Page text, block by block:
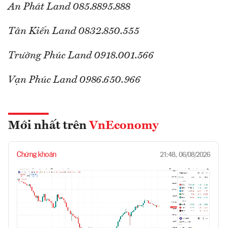
An Phát Land 085.8895.888
Tân Kiến Land 0832.850.555
Trường Phúc Land 0918.001.566
Vạn Phúc Land 0986.650.966
Mới nhất trên VnEconomy
Chứng khoán 21:48, 06/08/2026